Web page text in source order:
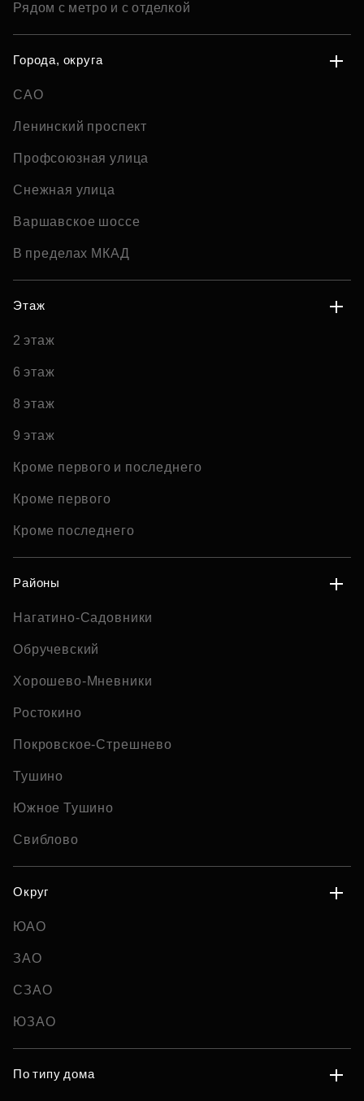
Рядом с метро и с отделкой
Города, округа
САО
Ленинский проспект
Профсоюзная улица
Снежная улица
Варшавское шоссе
В пределах МКАД
Этаж
2 этаж
6 этаж
8 этаж
9 этаж
Кроме первого и последнего
Кроме первого
Кроме последнего
Районы
Нагатино-Садовники
Обручевский
Хорошево-Мневники
Ростокино
Покровское-Стрешнево
Тушино
Южное Тушино
Свиблово
Округ
ЮАО
ЗАО
СЗАО
ЮЗАО
По типу дома